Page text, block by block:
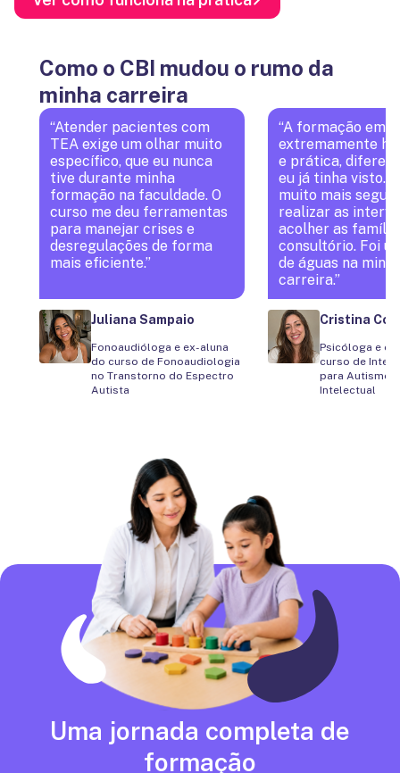
Como o CBI mudou o rumo da
minha carreira
“Atender pacientes com
TEA exige um olhar muito
específico, que eu nunca
tive durante minha
formação na faculdade. O
curso me deu ferramentas
para manejar crises e
desregulações de forma
mais eficiente.”
Juliana Sampaio
Fonoaudióloga e ex-aluna
do curso de Fonoaudiologia
no Transtorno do Espectro
Autista
“A formação em
extremamente
e prática,
eu já tinha visto.
muito mais
realizar as
acolher as
consultório. Foi
de águas na
carreira.”
Cristina
Psicóloga e
curso de
para Autismo
Intelectual
Uma jornada completa de
formação